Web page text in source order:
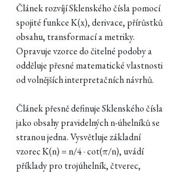
Článek rozvíjí Sklenského čísla pomocí
spojité funkce K(x), derivace, přírůstků
obsahu, transformací a metriky.
Opravuje vzorce do čitelné podoby a
odděluje přesné matematické vlastnosti
od volnějších interpretačních návrhů.
Článek přesně definuje Sklenského čísla
jako obsahy pravidelných n-úhelníků se
stranou jedna. Vysvětluje základní
vzorec K(n) = n/4 · cot(π/n), uvádí
příklady pro trojúhelník, čtverec,